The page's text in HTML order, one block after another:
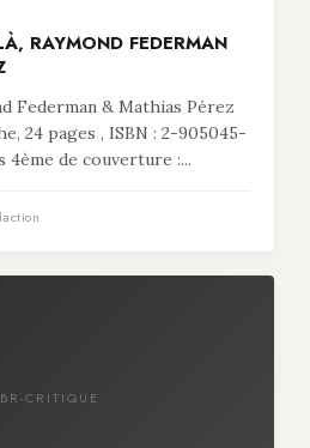
RAYMOND FEDERMAN
Federman & Mathias Pérez
24 pages , ISBN : 2-905045-
4ème de couverture :...
CRITIQUE